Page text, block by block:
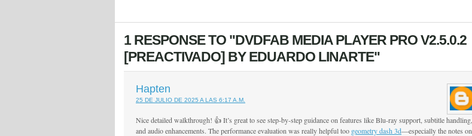
1 RESPONSE TO "DVDFAB MEDIA PLAYER PRO V2.5.0.2
[PREACTIVADO] BY EDUARDO LINARTE"
Hapten
25 DE JULIO DE 2025 A LAS 6:17 A.M.
Nice detailed walkthrough! 👍 It’s great to see step‑by‑step guidance on features like Blu‑ray support, subtitle handling,
and audio enhancements. The performance evaluation was really helpful too geometry dash 3d—especially the notes on